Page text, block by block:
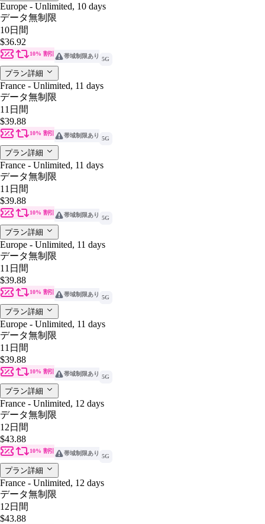
Europe - Unlimited, 10 days
データ無制限
10日間
$36.92
10% 割引 帯域制限あり 5G
プラン詳細
France - Unlimited, 11 days
データ無制限
11日間
$39.88
10% 割引 帯域制限あり 5G
プラン詳細
France - Unlimited, 11 days
データ無制限
11日間
$39.88
10% 割引 帯域制限あり 5G
プラン詳細
Europe - Unlimited, 11 days
データ無制限
11日間
$39.88
10% 割引 帯域制限あり 5G
プラン詳細
Europe - Unlimited, 11 days
データ無制限
11日間
$39.88
10% 割引 帯域制限あり 5G
プラン詳細
France - Unlimited, 12 days
データ無制限
12日間
$43.88
10% 割引 帯域制限あり 5G
プラン詳細
France - Unlimited, 12 days
データ無制限
12日間
$43.88